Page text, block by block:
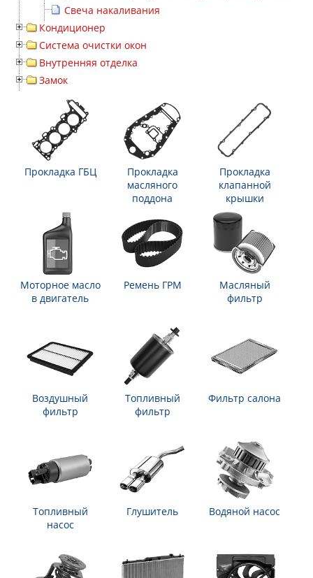
Свеча накаливания
Кондиционер
Система очистки окон
Внутренняя отделка
Замок
Прокладка ГБЦ
Прокладка
масляного
поддона
Прокладка
клапанной
крышки
Моторное масло
в двигатель
Ремень ГРМ
Масляный
фильтр
Воздушный
фильтр
Топливный
фильтр
Фильтр салона
Топливный
насос
Глушитель Водяной насос